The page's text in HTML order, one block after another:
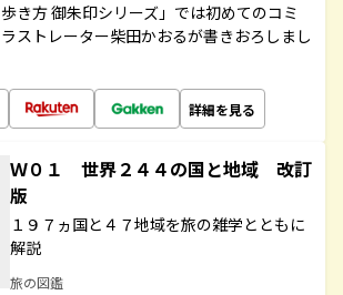
き方 御朱印シリーズ」では初めてのコミ
ストレーター柴田かおるが書きおろしまし
詳細を見る
Ｗ０１ 世界２４４の国と地域 改訂
版
１９７ヵ国と４７地域を旅の雑学とともに
解説
旅の図鑑